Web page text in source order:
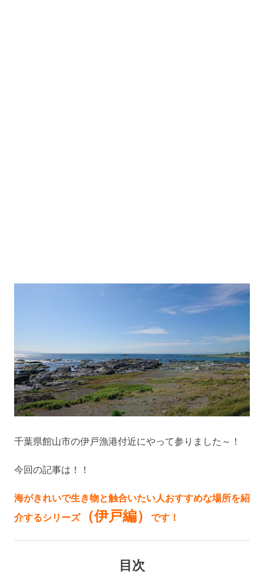
千葉県館山市の伊戸漁港付近にやって参りました～！
今回の記事は！！
海がきれいで生き物と触合いたい人おすすめな場所を紹
介するシリーズ（伊戸編） です！
目次